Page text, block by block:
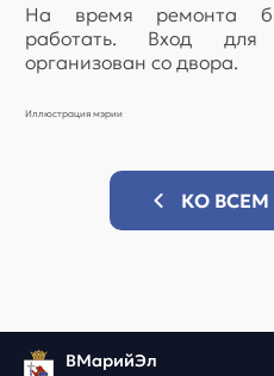
На время ремонта
работать. Вход для
организован со двора.
Иллюстрация мэрии
КО
ВМарийЭл